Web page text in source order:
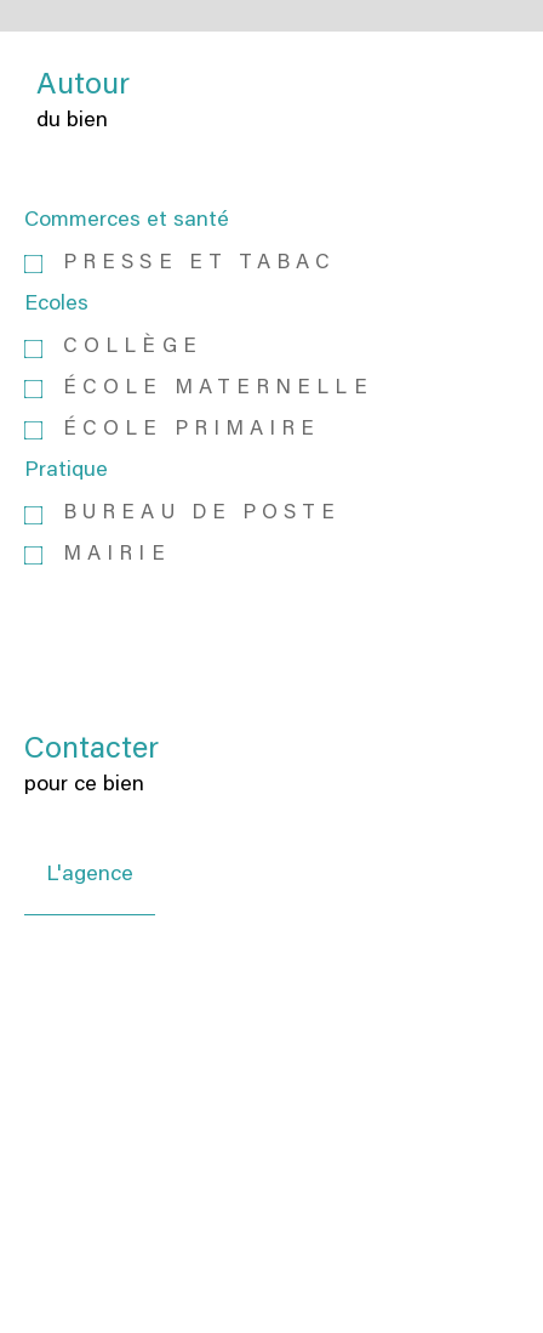
Autour
du bien
Commerces et santé
PRESSE ET TABAC
Ecoles
COLLÈGE
ÉCOLE MATERNELLE
ÉCOLE PRIMAIRE
Pratique
BUREAU DE POSTE
MAIRIE
Contacter
pour ce bien
L'agence